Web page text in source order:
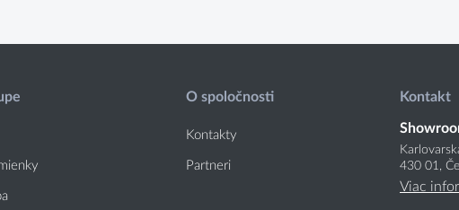
O spoločnosti
Kontakty
Partneri
Kontakt
430 01,
Viac